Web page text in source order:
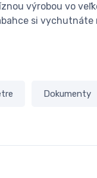
výrobou vo
si
Dokumenty